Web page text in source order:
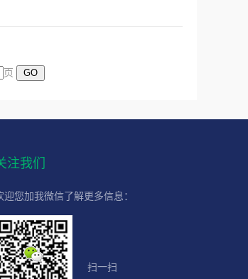
页
注我们
迎您加我微信了解更多信息：
扫一扫